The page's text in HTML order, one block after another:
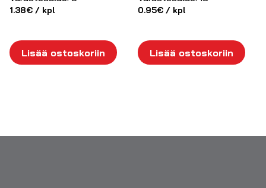
1.38€ / kpl
Lisää ostoskoriin
0.95€ / kpl
Lisää ostoskoriin